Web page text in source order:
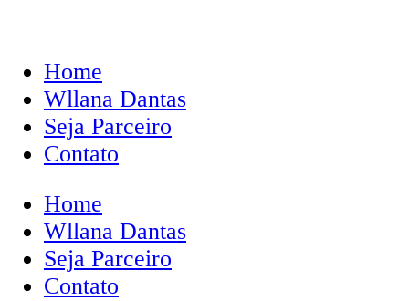
Home
Wllana Dantas
Seja Parceiro
Contato
Home
Wllana Dantas
Seja Parceiro
Contato